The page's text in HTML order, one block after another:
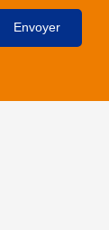
Envoyer